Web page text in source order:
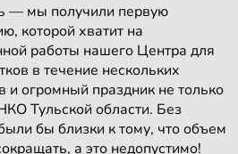
— мы получили первую
которой хватит на
работы нашего Центра для
в течение нескольких
огромный праздник не только
Тульской области. Без
бы близки к тому, что объем
а это недопустимо!